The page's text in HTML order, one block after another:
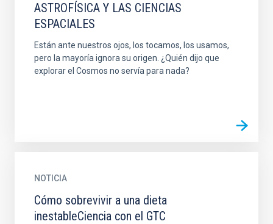
ASTROFÍSICA Y LAS CIENCIAS
ESPACIALES
Están ante nuestros ojos, los tocamos, los usamos,
pero la mayoría ignora su origen. ¿Quién dijo que
explorar el Cosmos no servía para nada?
NOTICIA
Cómo sobrevivir a una dieta
inestableCiencia con el GTC